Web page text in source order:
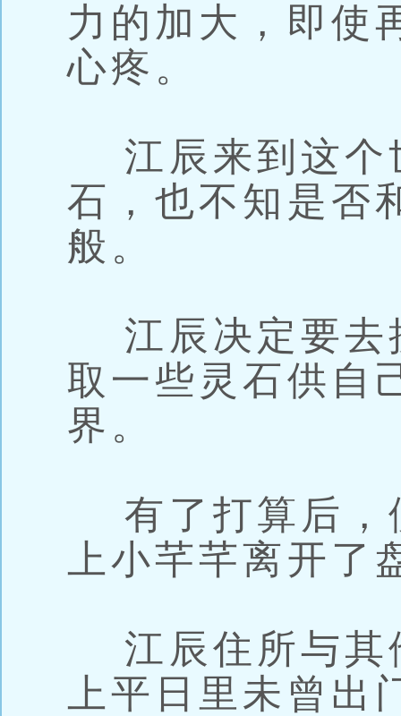
力的加大，即使
心疼。
江辰来到这个
石，也不知是否
般。
江辰决定要去
取一些灵石供自
界。
有了打算后，
上小芊芊离开了
江辰住所与其
上平日里未曾